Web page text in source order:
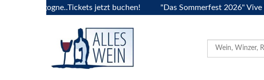
Bourgogne..Tickets jetzt buchen! "Das Sommerfest 2026" Vive la